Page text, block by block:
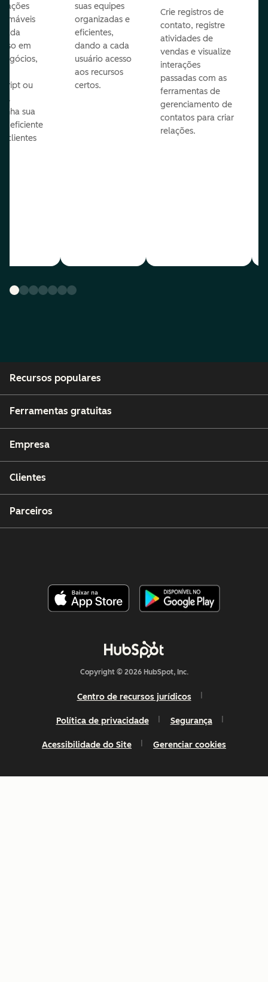
em
ou
sua
eficiente
clientes
suas equipes
organizadas e
eficientes,
dando a cada
usuário acesso
aos recursos
certos.
Crie registros de
contato, registre
atividades de
vendas e visualize
interações
passadas com as
ferramentas de
gerenciamento de
contatos para criar
relações.
Recursos populares
Ferramentas gratuitas
Empresa
Clientes
Parceiros
Copyright © 2026 HubSpot, Inc.
Centro de recursos jurídicos
Política de privacidade Segurança
Acessibilidade do Site Gerenciar cookies